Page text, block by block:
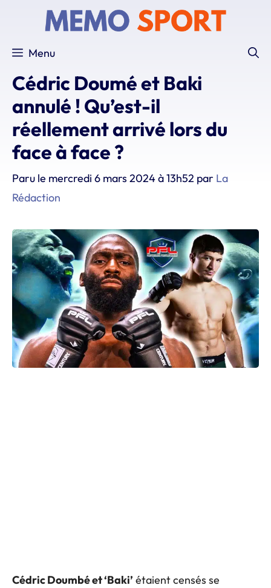
Menu
Cédric Doumé et Baki
annulé ! Qu’est-il
réellement arrivé lors du
face à face ?
Paru le mercredi 6 mars 2024 à 13h52 par La
Rédaction
Cédric Doumbé et ‘Baki’ étaient censés se